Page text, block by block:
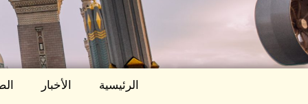
الرئيسية الأخبار